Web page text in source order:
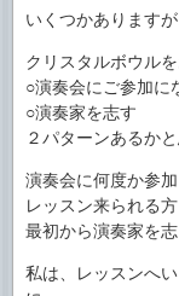
いくつかあります
クリスタルボウル
○演奏会にご参加に
○演奏家を志す
２パターンあるかと
演奏会に何度か参
レッスン来られる方
最初から演奏家を
私は、レッスンへ